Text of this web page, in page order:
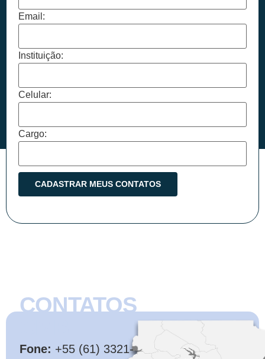
Email:
Instituição:
Celular:
Cargo:
CONTATOS
Fone: +55 (61) 3321-